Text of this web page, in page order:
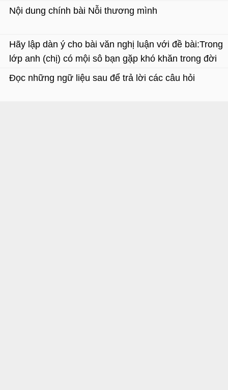
Nội dung chính bài Nỗi thương mình
Hãy lập dàn ý cho bài văn nghị luận với đề bài:Trong
lớp anh (chị) có mội sô bạn gặp khó khăn trong đời
sống nên chểnh mảng học tập. Các bạn đó thường
Đọc những ngữ liệu sau để trả lời các câu hỏi